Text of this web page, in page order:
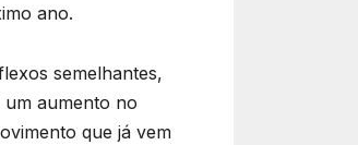
ano.
semelhantes,
um aumento no
que já vem